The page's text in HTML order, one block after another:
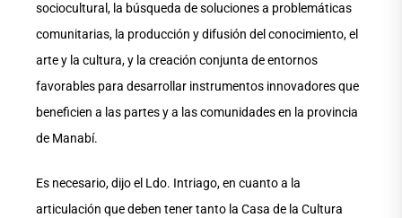
sociocultural, la búsqueda de soluciones a problemáticas
comunitarias, la producción y difusión del conocimiento, el
arte y la cultura, y la creación conjunta de entornos
favorables para desarrollar instrumentos innovadores que
beneficien a las partes y a las comunidades en la provincia
de Manabí.
Es necesario, dijo el Ldo. Intriago, en cuanto a la
articulación que deben tener tanto la Casa de la Cultura